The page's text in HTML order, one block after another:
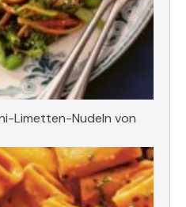
Limetten-Nudeln von